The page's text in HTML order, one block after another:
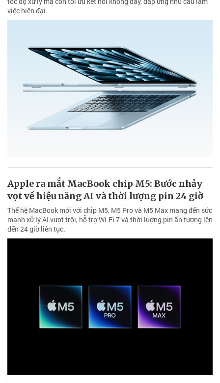
việc hiện đại.
Apple ra mắt MacBook chip M5: Bước nhảy
vọt về hiệu năng AI và thời lượng pin 24 giờ
Thế hệ MacBook mới với chip M5, M5 Pro và M5 Max mang đến sức
mạnh xử lý AI vượt trội, hỗ trợ Wi-Fi 7 và thời lượng pin ấn tượng lên
đến 24 giờ liên tục.